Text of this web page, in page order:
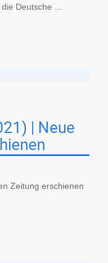
Deutsche
| Neue
Zeitung erschienen